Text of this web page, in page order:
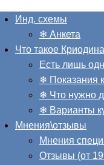
Инд. схемы
❄ Анкета
Что такое
Есть лишь
❄ Показания
❄ Что нужно
❄ Варианты
Мнения\отзывы
Мнения
Отзывы (от